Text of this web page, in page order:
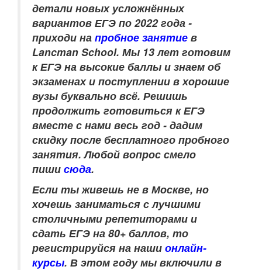
детали новых усложнённых
вариантов ЕГЭ по 2022 года -
приходи на пробное занятие в
Lancman School. Мы 13 лет готовим
к ЕГЭ на высокие баллы и знаем об
экзаменах и поступлении в хорошие
вузы буквально всё. Решишь
продолжить готовиться к ЕГЭ
вместе с нами весь год - дадим
скидку после бесплатного пробного
занятия. Любой вопрос смело
пиши сюда.
Если ты живешь не в Москве, но
хочешь заниматься с лучшими
столичными репетиторами и
сдать ЕГЭ на 80+ баллов, то
регистрируйся на наши онлайн-
курсы. В этом году мы включили в